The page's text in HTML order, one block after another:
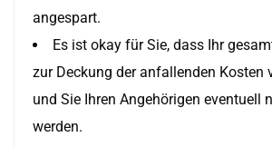
angespart.
Es ist okay für Sie, dass Ihr
zur Deckung der anfallenden Kosten
und Sie Ihren Angehörigen eventuell
werden.